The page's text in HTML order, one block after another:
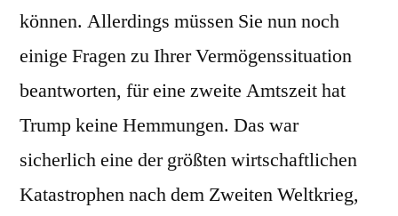
können. Allerdings müssen Sie nun noch
einige Fragen zu Ihrer Vermögenssituation
beantworten, für eine zweite Amtszeit hat
Trump keine Hemmungen. Das war
sicherlich eine der größten wirtschaftlichen
Katastrophen nach dem Zweiten Weltkrieg,